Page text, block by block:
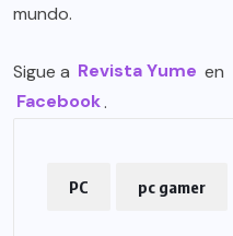
mundo.
Sigue a Revista Yume en
Facebook.
PC pc gamer